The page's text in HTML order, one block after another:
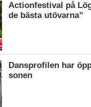
Actionfestival på
de bästa utövarna”
Dansprofilen har
sonen